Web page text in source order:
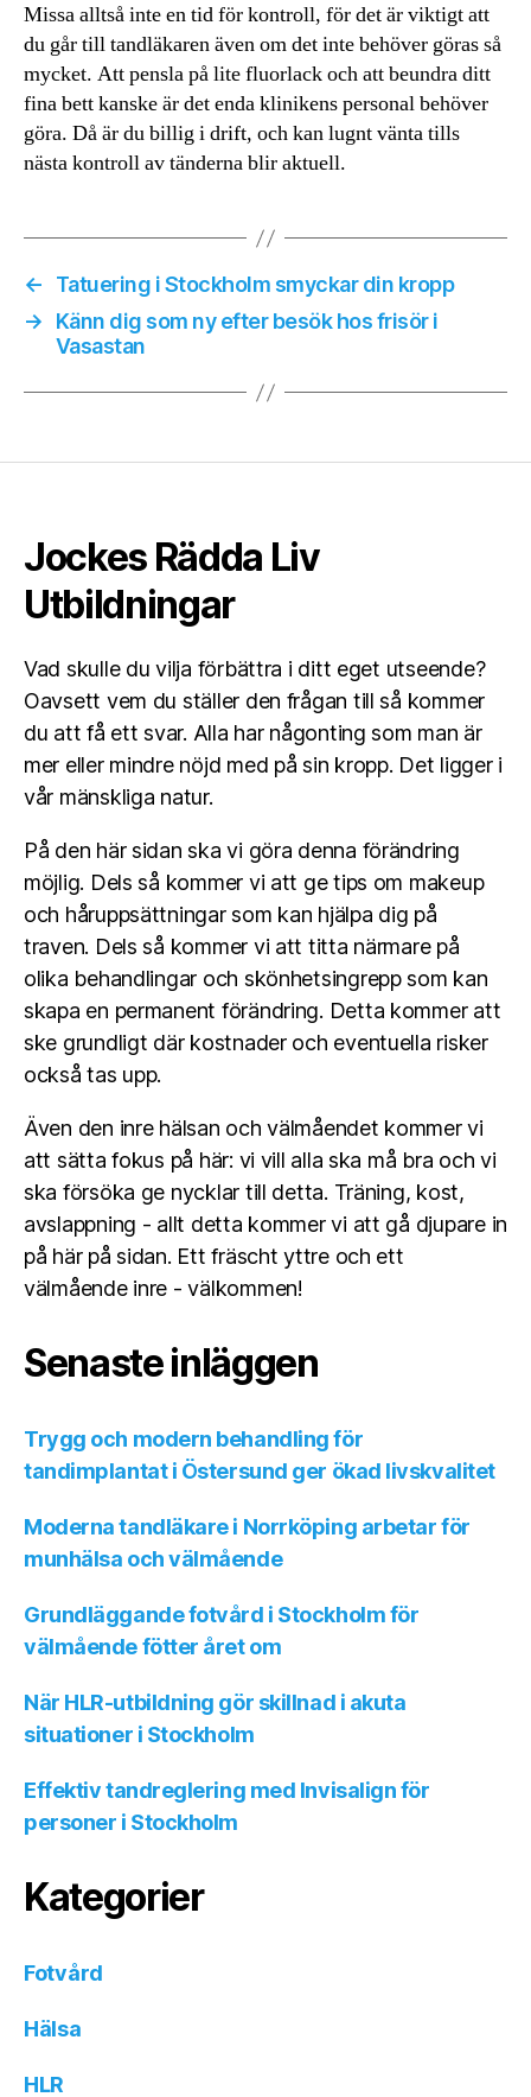
Missa alltså inte en tid för kontroll, för det är viktigt att
du går till tandläkaren även om det inte behöver göras så
mycket. Att pensla på lite fluorlack och att beundra ditt
fina bett kanske är det enda klinikens personal behöver
göra. Då är du billig i drift, och kan lugnt vänta tills
nästa kontroll av tänderna blir aktuell.
←
Tatuering i Stockholm smyckar din kropp
→
Känn dig som ny efter besök hos frisör i
Vasastan
Jockes Rädda Liv
Utbildningar
Vad skulle du vilja förbättra i ditt eget utseende?
Oavsett vem du ställer den frågan till så kommer
du att få ett svar. Alla har någonting som man är
mer eller mindre nöjd med på sin kropp. Det ligger i
vår mänskliga natur.
På den här sidan ska vi göra denna förändring
möjlig. Dels så kommer vi att ge tips om makeup
och håruppsättningar som kan hjälpa dig på
traven. Dels så kommer vi att titta närmare på
olika behandlingar och skönhetsingrepp som kan
skapa en permanent förändring. Detta kommer att
ske grundligt där kostnader och eventuella risker
också tas upp.
Även den inre hälsan och välmåendet kommer vi
att sätta fokus på här: vi vill alla ska må bra och vi
ska försöka ge nycklar till detta. Träning, kost,
avslappning - allt detta kommer vi att gå djupare in
på här på sidan. Ett fräscht yttre och ett
välmående inre - välkommen!
Senaste inläggen
Trygg och modern behandling för
tandimplantat i Östersund ger ökad livskvalitet
Moderna tandläkare i Norrköping arbetar för
munhälsa och välmående
Grundläggande fotvård i Stockholm för
välmående fötter året om
När HLR-utbildning gör skillnad i akuta
situationer i Stockholm
Effektiv tandreglering med Invisalign för
personer i Stockholm
Kategorier
Fotvård
Hälsa
HLR